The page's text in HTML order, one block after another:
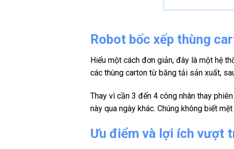
Robot bốc xếp thùng
Hiểu một cách đơn giản, đây là một hệ
các thùng carton từ băng tải sản xuất,
Thay vì cần 3 đến 4 công nhân thay
này qua ngày khác. Chúng không biết
Ưu điểm và lợi ích vượt